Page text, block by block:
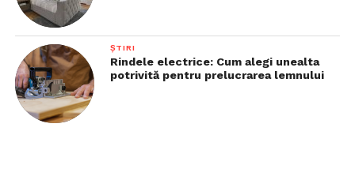
ȘTIRI
Rindele electrice: Cum alegi unealta
potrivită pentru prelucrarea lemnului